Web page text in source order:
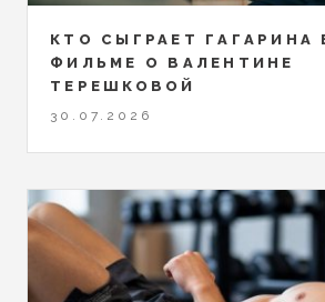
КТО СЫГРАЕТ ГАГАРИНА
ФИЛЬМЕ О ВАЛЕНТИНЕ
ТЕРЕШКОВОЙ
30.07.2026